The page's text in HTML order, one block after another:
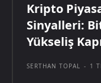
Kripto
Sinyalleri:
Yükseliş
SERTHAN TOPAL - 1